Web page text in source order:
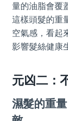
量的油脂會覆
這樣頭髮的重
空氣感，看起
影響髮絲健康
元凶二：
濕髮的重